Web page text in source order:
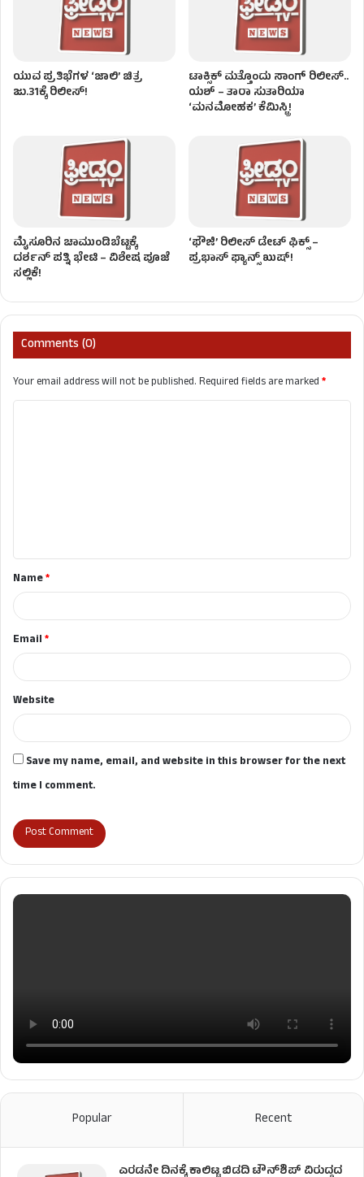
ಯುವ ಪ್ರತಿಭೆಗಳ ‘ಜಾಲಿ’ ಚಿತ್ರ
ಜು.31ಕ್ಕೆ ರಿಲೀಸ್!
ಟಾಕ್ಸಿಕ್ ಮತ್ತೊಂದು ಸಾಂಗ್‌ ರಿಲೀಸ್‌..
ಯಶ್ – ತಾರಾ ಸುತಾರಿಯಾ
‘ಮನಮೋಹಕ’ ಕೆಮಿಸ್ಟ್ರಿ!
ಮೈಸೂರಿನ ಚಾಮುಂಡಿಬೆಟ್ಟಕ್ಕೆ
ದರ್ಶನ್ ಪತ್ನಿ ಭೇಟಿ – ವಿಶೇಷ ಪೂಜೆ
ಸಲ್ಲಿಕೆ!
‘ಫೌಜಿ’ ರಿಲೀಸ್ ಡೇಟ್ ಫಿಕ್ಸ್ –
ಪ್ರಭಾಸ್ ಫ್ಯಾನ್ಸ್ ಖುಷ್!
Comments (0)
Your email address will not be published.Required fields are marked*
t
*Name*
Email*
Website
Save my name, email, and website in this browser for the next
time I comment.
Popular Recent
ಎರಡನೇ ದಿನಕ್ಕೆ ಕಾಲಿಟ್ಟ ಬಿಡದಿ ಟೌನ್​ಶಿಪ್ ವಿರುದ್ಧದ